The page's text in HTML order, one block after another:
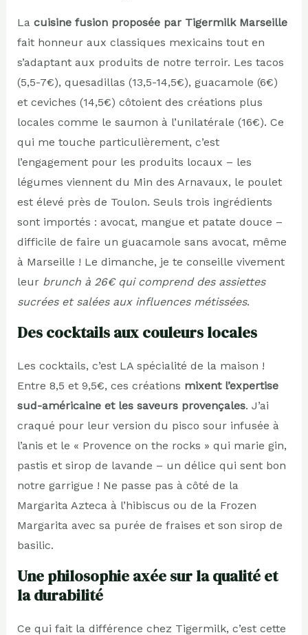
La cuisine fusion proposée par Tigermilk Marseille
fait honneur aux classiques mexicains tout en
s’adaptant aux produits de notre terroir. Les tacos
(5,5-7€), quesadillas (13,5-14,5€), guacamole (6€)
et ceviches (14,5€) côtoient des créations plus
locales comme le saumon à l’unilatérale (16€). Ce
qui me touche particulièrement, c’est
l’engagement pour les produits locaux – les
légumes viennent du Min des Arnavaux, le poulet
est élevé près de Toulon. Seuls trois ingrédients
sont importés : avocat, mangue et patate douce –
difficile de faire un guacamole sans avocat, même
à Marseille ! Le dimanche, je te conseille vivement
leur brunch à 26€ qui comprend des assiettes
sucrées et salées aux influences métissées.
Des cocktails aux couleurs locales
Les cocktails, c’est LA spécialité de la maison !
Entre 8,5 et 9,5€, ces créations mixent l’expertise
sud-américaine et les saveurs provençales. J’ai
craqué pour leur version du pisco sour infusée à
l’anis et le « Provence on the rocks » qui marie gin,
pastis et sirop de lavande – un délice qui sent bon
notre garrigue ! Ne passe pas à côté de la
Margarita Azteca à l’hibiscus ou de la Frozen
Margarita avec sa purée de fraises et son sirop de
basilic.
Une philosophie axée sur la qualité et
la durabilité
Ce qui fait la différence chez Tigermilk, c’est cette